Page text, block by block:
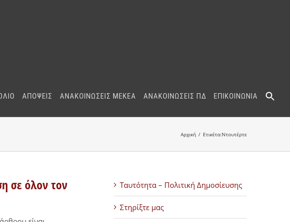
ΑΠΟΨΕΙΣ ΑΝΑΚΟΙΝΩΣΕΙΣ ΜΕΚΕΑ ΑΝΑΚΟΙΝΩΣΕΙΣ ΠΔ ΕΠΙΚΟΙΝΩΝΙΑ
Αρχική Ετικέτα:Ντουτέρτε
σε όλον τον Ταυτότητα – Πολιτική Δημοσίευσης
Στηρίξτε μας